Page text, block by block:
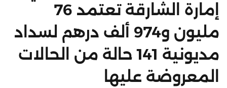
إمارة الشارقة تعتمد 76
مليون و974 ألف درهم لسداد
مديونية 141 حالة من الحالات
المعروضة عليها